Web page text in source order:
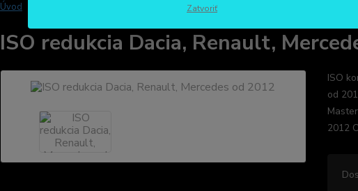
Úvod ISO redukcia Dacia, Renault, Mercedes od 2012
ISO redukcia Dacia, Renault,
ISO
od
2012
Zatvoriť